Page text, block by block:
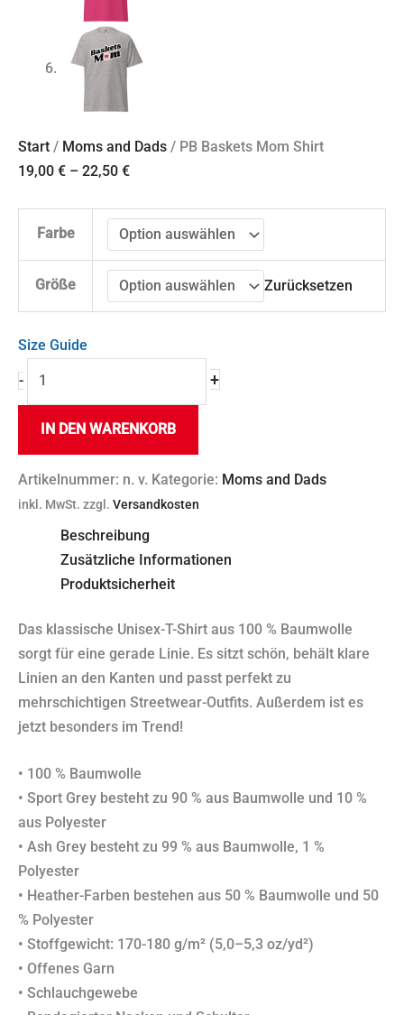
Start / Moms and Dads / PB Baskets Mom Shirt
19,00 € – 22,50 €
Farbe
Größe Zurücksetzen
Size Guide
- +
IN DEN WARENKORB
Artikelnummer: n. v. Kategorie: Moms and Dads
inkl. MwSt. zzgl. Versandkosten
Beschreibung
Zusätzliche Informationen
Produktsicherheit
Das klassische Unisex-T-Shirt aus 100 % Baumwolle
sorgt für eine gerade Linie. Es sitzt schön, behält klare
Linien an den Kanten und passt perfekt zu
mehrschichtigen Streetwear-Outfits. Außerdem ist es
jetzt besonders im Trend!
• 100 % Baumwolle
• Sport Grey besteht zu 90 % aus Baumwolle und 10 %
aus Polyester
• Ash Grey besteht zu 99 % aus Baumwolle, 1 %
Polyester
• Heather-Farben bestehen aus 50 % Baumwolle und 50
% Polyester
• Stoffgewicht: 170-180 g/m² (5,0–5,3 oz/yd²)
• Offenes Garn
• Schlauchgewebe